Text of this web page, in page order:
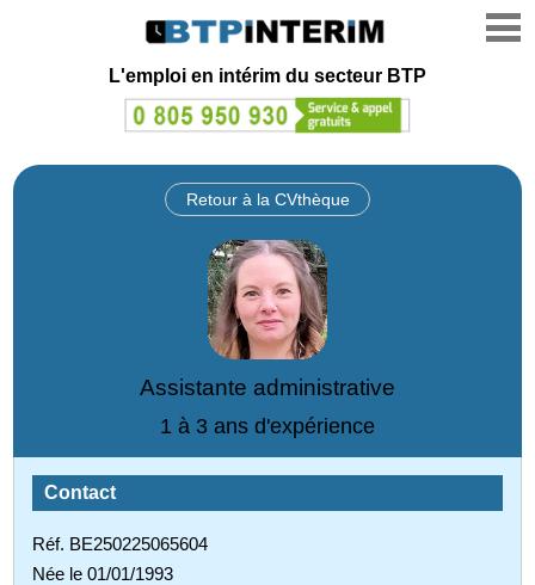
L'emploi en intérim du secteur BTP
Retour à la CVthèque
Assistante administrative
1 à 3 ans d'expérience
Contact
Réf. BE250225065604
Née le 01/01/1993